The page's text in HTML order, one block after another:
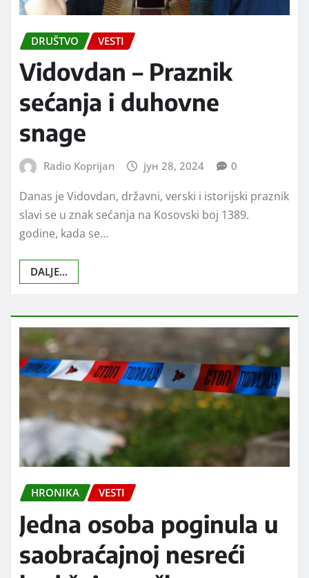
DRUŠTVO VESTI
Vidovdan – Praznik
sećanja i duhovne
snage
Radio Koprijan јун 28, 2024 0
Danas je Vidovdan, državni, verski i istorijski praznik
slavi se u znak sećanja na Kosovski boj 1389.
godine, kada se…
DALJE...
HRONIKA VESTI
Jedna osoba poginula u
saobraćajnoj nesreći